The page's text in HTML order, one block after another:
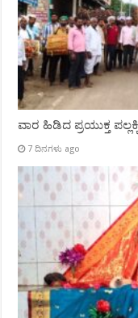
ವಾರ ಹಿಡಿದ ಪ್ರಯುಕ್ತ
7 ದಿನಗಳು ago